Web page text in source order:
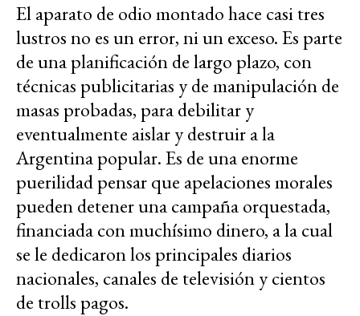
El aparato de odio montado hace casi tres
lustros no es un error, ni un exceso. Es parte
de una planificación de largo plazo, con
técnicas publicitarias y de manipulación de
masas probadas, para debilitar y
eventualmente aislar y destruir a la
Argentina popular. Es de una enorme
puerilidad pensar que apelaciones morales
pueden detener una campaña orquestada,
financiada con muchísimo dinero, a la cual
se le dedicaron los principales diarios
nacionales, canales de televisión y cientos
de trolls pagos.